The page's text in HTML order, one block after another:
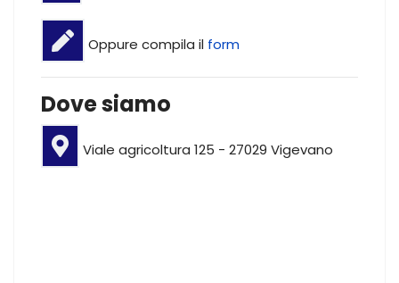
Oppure compila il form
Dove siamo
Viale agricoltura 125 - 27029 Vigevano